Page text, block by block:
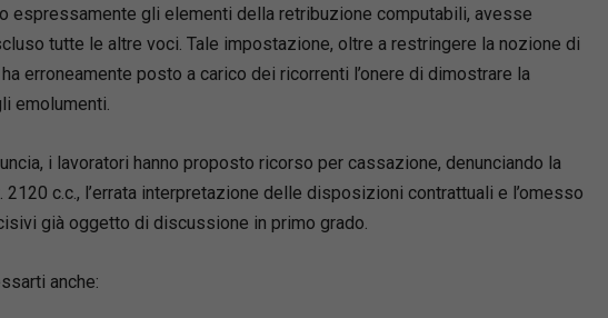
espressamente gli elementi della retribuzione computabili, avesse
tutte le altre voci. Tale impostazione, oltre a restringere la nozione di
erroneamente posto a carico dei ricorrenti l’onere di dimostrare la
emolumenti.
i lavoratori hanno proposto ricorso per cassazione, denunciando la
2120 c.c., l’errata interpretazione delle disposizioni contrattuali e l’omesso
già oggetto di discussione in primo grado.
anche: